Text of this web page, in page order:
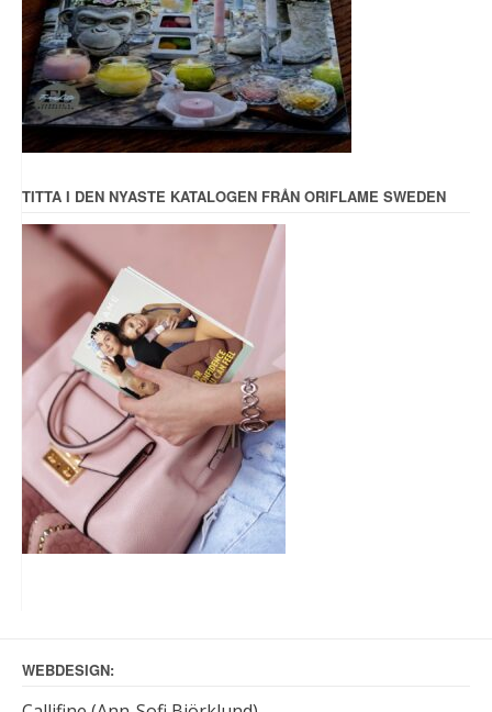
TITTA I DEN NYASTE KATALOGEN FRÅN ORIFLAME SWEDEN
WEBDESIGN: